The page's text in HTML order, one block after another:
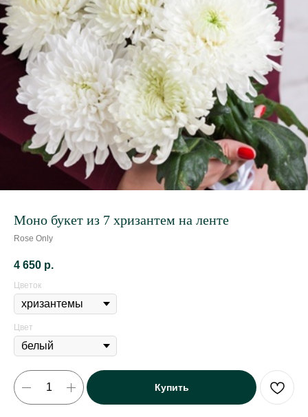
Моно букет из 7 хризантем на ленте
Rose Only
4 650 р.
Цветок
Цвет
Купить